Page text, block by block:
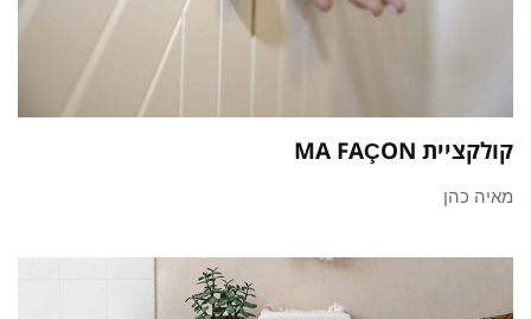
קולקציית MA FAÇON
מאיה כהן